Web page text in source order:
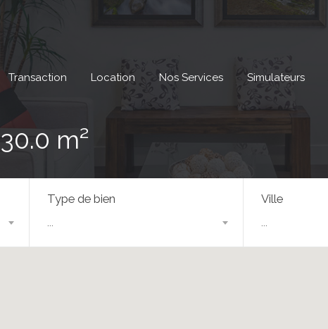
Transaction Location Nos Services Simulateurs
m²
Type de bien Ville